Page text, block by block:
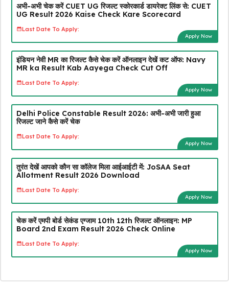
अभी-अभी चेक करें CUET UG रिजल्ट स्कोरकार्ड डायरेक्ट लिंक से: CUET
UG Result 2026 Kaise Check Kare Scorecard
Last Date To Apply:
Apply Now
इंडियन नेवी MR का रिजल्ट कैसे चेक करें ऑनलाइन देखें कट ऑफ: Navy
MR ka Result Kab Aayega Check Cut Off
Last Date To Apply:
Apply Now
Delhi Police Constable Result 2026: अभी-अभी जारी हुआ
रिजल्ट जाने कैसे करें चेक
Last Date To Apply:
Apply Now
तुरंत देखें आपको कौन सा कॉलेज मिला आईआईटी में: JoSAA Seat
Allotment Result 2026 Download
Last Date To Apply:
Apply Now
चेक करें एमपी बोर्ड सेकंड एग्जाम 10th 12th रिजल्ट ऑनलाइन: MP
Board 2nd Exam Result 2026 Check Online
Last Date To Apply:
Apply Now